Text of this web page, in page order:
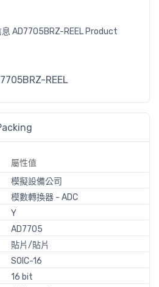
AD7705BRZ-REEL Product
屬性值
模擬設備公司
模數轉換器 - ADC
Y
AD7705
貼片/貼片
SOIC-16
16 bit